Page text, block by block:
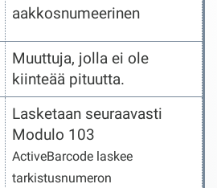
aakkosnumeerinen
Muuttuja, jolla ei ole
kiinteää pituutta.
Lasketaan seuraavasti
Modulo 103
ActiveBarcode laskee
tarkistusnumeron